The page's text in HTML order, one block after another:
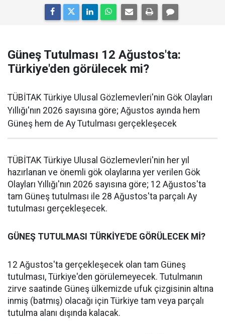
Güneş Tutulması 12 Ağustos'ta:
Türkiye'den görülecek mi?
TÜBİTAK Türkiye Ulusal Gözlemevleri'nin Gök Olayları
Yıllığı'nın 2026 sayısına göre; Ağustos ayında hem
Güneş hem de Ay Tutulması gerçekleşecek
TÜBİTAK Türkiye Ulusal Gözlemevleri'nin her yıl
hazırlanan ve önemli gök olaylarına yer verilen Gök
Olayları Yıllığı'nın 2026 sayısına göre; 12 Ağustos'ta
tam Güneş tutulması ile 28 Ağustos'ta parçalı Ay
tutulması gerçekleşecek.
GÜNEŞ TUTULMASI TÜRKİYE'DE GÖRÜLECEK Mİ?
12 Ağustos'ta gerçekleşecek olan tam Güneş
tutulması, Türkiye'den görülemeyecek. Tutulmanın
zirve saatinde Güneş ülkemizde ufuk çizgisinin altına
inmiş (batmış) olacağı için Türkiye tam veya parçalı
tutulma alanı dışında kalacak.